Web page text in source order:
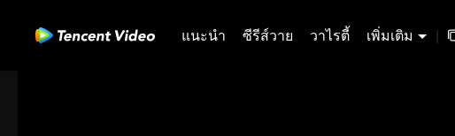
แนะนำ ซีรีส์วาย วาไรตี้ เพิ่มเติม |